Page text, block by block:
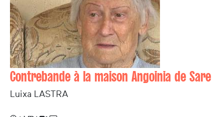
Contrebande à la maison Angoinia de Sare
Luixa LASTRA